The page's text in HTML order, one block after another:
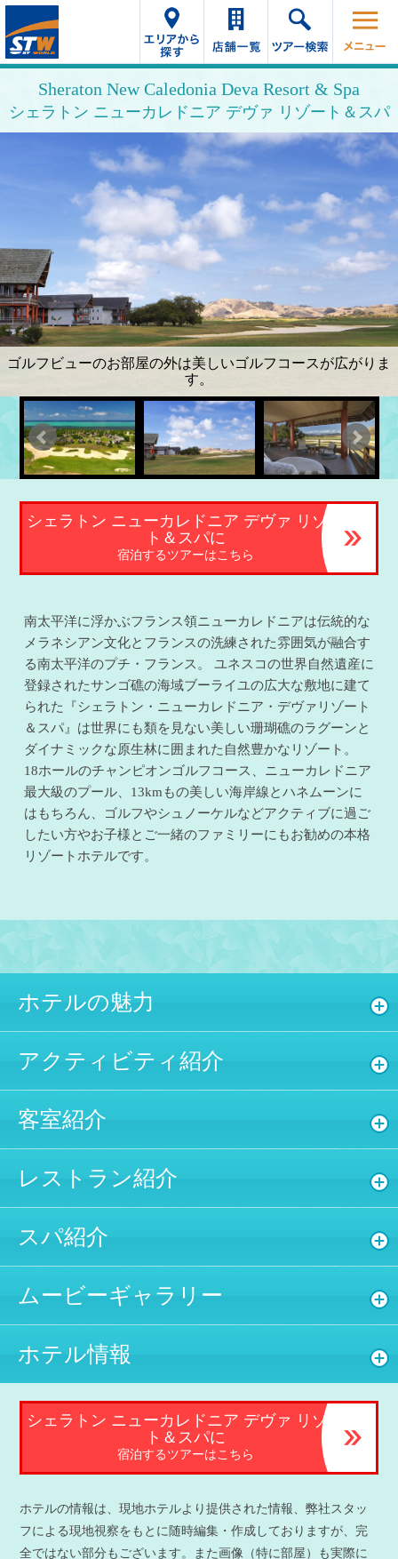
Sheraton New Caledonia Deva Resort & Spa
シェラトン ニューカレドニア デヴァ リゾート＆スパ
ゴルフビューのお部屋の外は美しいゴルフコースが広がりま
す。
シェラトン ニューカレドニア デヴァ リゾー
ト＆スパに
宿泊するツアーはこちら
南太平洋に浮かぶフランス領ニューカレドニアは伝統的な
メラネシアン文化とフランスの洗練された雰囲気が融合す
る南太平洋のプチ・フランス。 ユネスコの世界自然遺産に
登録されたサンゴ礁の海域ブーライユの広大な敷地に建て
られた『シェラトン・ニューカレドニア・デヴァリゾート
＆スパ』は世界にも類を見ない美しい珊瑚礁のラグーンと
ダイナミックな原生林に囲まれた自然豊かなリゾート。
18ホールのチャンピオンゴルフコース、ニューカレドニア
最大級のプール、13kmもの美しい海岸線とハネムーンに
はもちろん、ゴルフやシュノーケルなどアクティブに過ご
したい方やお子様とご一緒のファミリーにもお勧めの本格
リゾートホテルです。
ホテルの魅力
アクティビティ紹介
客室紹介
レストラン紹介
スパ紹介
ムービーギャラリー
ホテル情報
シェラトン ニューカレドニア デヴァ リゾー
ト＆スパに
宿泊するツアーはこちら
ホテルの情報は、現地ホテルより提供された情報、弊社スタッ
フによる現地視察をもとに随時編集・作成しておりますが、完
全ではない部分もございます。また画像（特に部屋）も実際に